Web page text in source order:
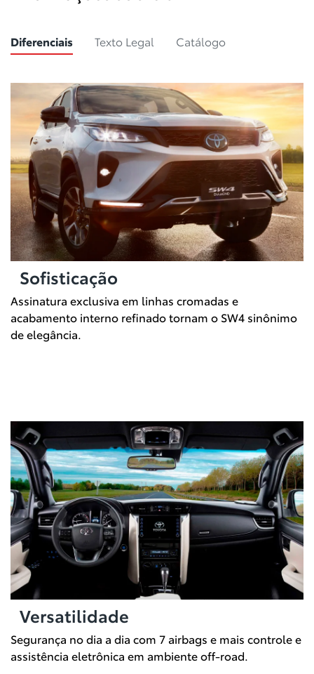
Diferenciais Texto Legal Catálogo
Sofisticação
Assinatura exclusiva em linhas cromadas e
acabamento interno refinado tornam o SW4 sinônimo
de elegância.
Versatilidade
Segurança no dia a dia com 7 airbags e mais controle e
assistência eletrônica em ambiente off-road.